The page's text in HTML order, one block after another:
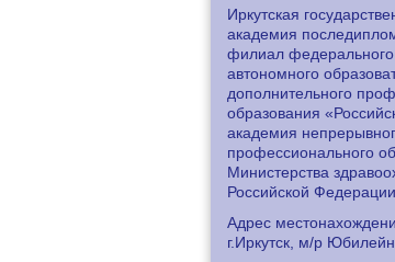
Иркутская
академия
филиал федерального
автономного
дополнительного
образования
академия
профессионального
Министерства
Российской Федерации
Адрес
г.Иркутск, м/р